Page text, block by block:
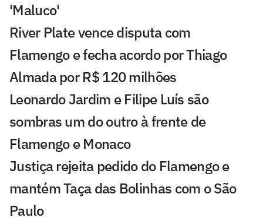
'Maluco'
River Plate vence disputa com
Flamengo e fecha acordo por Thiago
Almada por R$ 120 milhões
Leonardo Jardim e Filipe Luís são
sombras um do outro à frente de
Flamengo e Monaco
Justiça rejeita pedido do Flamengo e
mantém Taça das Bolinhas com o São
Paulo